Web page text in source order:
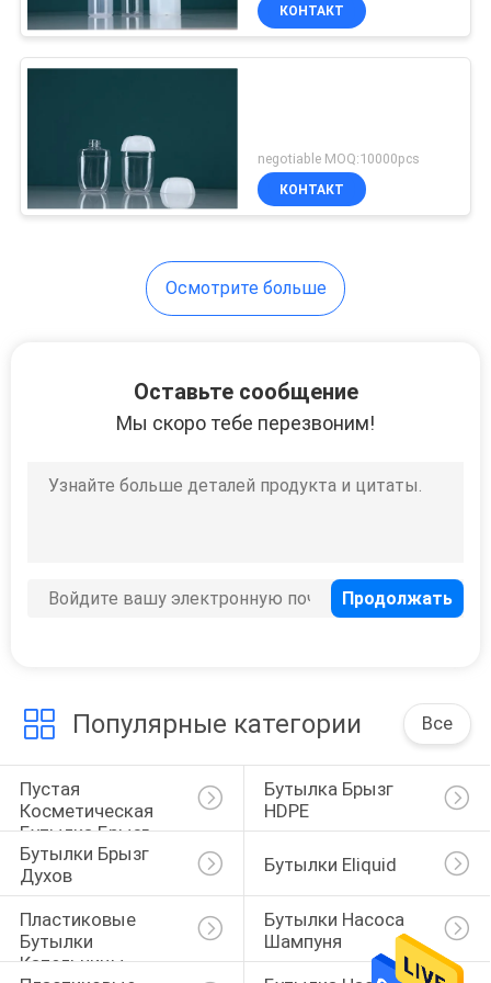
КАЧЕСТВА
PRIVACY
Бутылки брызг
духов
Бутылки Eliquid
Пластиковые
капельницы
Бутылки насоса
шампуня
48
КОНТАКТ
negotiable MOQ:10000pcs
КОНТАКТ
Осмотрите больше
Оставьте сообщение
Мы скоро тебе перезвоним!
Популярные категории Все
Пустая
Косметическая
Бутылка Брызг
Бутылка Брызг
HDPE
Бутылки Брызг
Духов
Бутылки Eliquid
Пластиковые
Бутылки
Капельницы
Бутылки Насоса
Шампуня